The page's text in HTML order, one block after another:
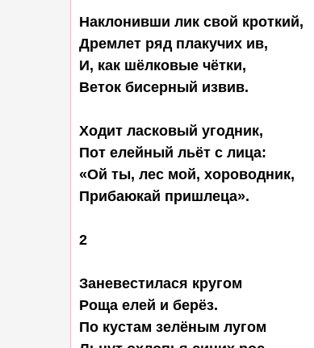
Наклонивши лик свой кроткий,
Дремлет ряд плакучих ив,
И, как шёлковые чётки,
Веток бисерный извив.
Ходит ласковый угодник,
Пот елейный льёт с лица:
«Ой ты, лес мой, хороводник,
Прибаюкай пришлеца».
2
Заневестилася кругом
Роща елей и берёз.
По кустам зелёным лугом